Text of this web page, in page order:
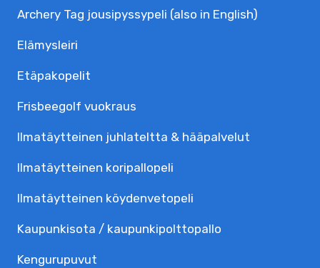
Archery Tag jousipyssypeli (also in English)
Elämysleiri
Etäpakopelit
Frisbeegolf vuokraus
Ilmatäytteinen juhlateltta & hääpalvelut
Ilmatäytteinen koripallopeli
Ilmatäytteinen köydenvetopeli
Kaupunkisota / kaupunkipolttopallo
Kengurupuvut